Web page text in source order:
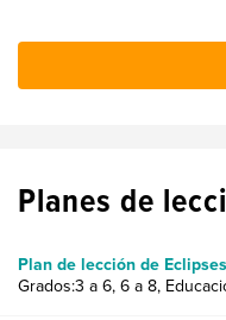
Planes de
Plan de lección de
Grados:3 a 6, 6 a 8,